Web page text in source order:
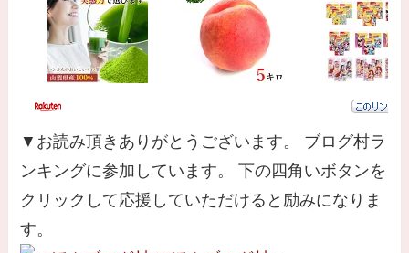
▼お読み頂きありがとうございます。 ブログ村ラ
ンキングに参加しています。 下の四角いボタンを
クリックして応援していただけると励みになりま
す。